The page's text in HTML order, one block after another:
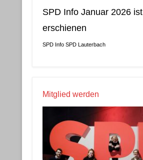
SPD Info Januar 2026 ist
erschienen
SPD Info SPD Lauterbach
Mitglied werden